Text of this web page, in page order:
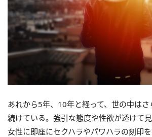
あれから5年、10年と経って、世の中は
続けている。強引な態度や性欲が透けて
女性に即座にセクハラやパワハラの刻印